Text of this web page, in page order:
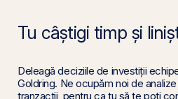
Tu câștigi timp și
Deleagă deciziile de investiții
Goldring. Ne ocupăm noi de analize
tranzacții, pentru ca tu să te poți